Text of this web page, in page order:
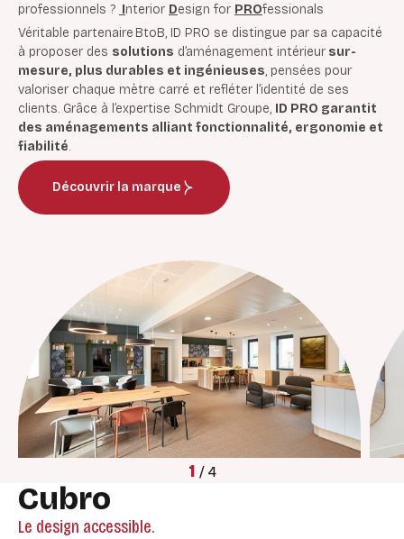
professionnels ? Interior Design for PROfessionals
Véritable partenaire BtoB, ID PRO se distingue par sa capacité
à proposer des solutions d’aménagement intérieur sur-
mesure, plus durables et ingénieuses, pensées pour
valoriser chaque mètre carré et refléter l’identité de ses
clients. Grâce à l’expertise Schmidt Groupe, ID PRO garantit
des aménagements alliant fonctionnalité, ergonomie et
fiabilité.
Découvrir la marque
1 / 4
Cubro
Le design accessible.